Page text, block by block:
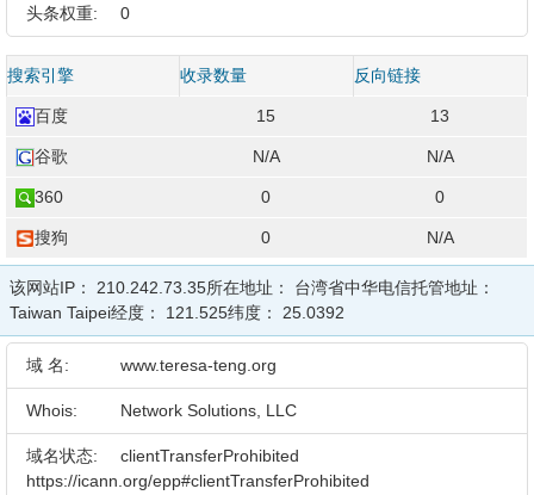
头条权重: 0
搜索引擎 收录数量 反向链接
百度 15 13
谷歌 N/A N/A
360 0 0
搜狗 0 N/A
该网站IP： 210.242.73.35所在地址： 台湾省中华电信托管地址：
Taiwan Taipei经度： 121.525纬度： 25.0392
域 名: www.teresa-teng.org
Whois: Network Solutions, LLC
域名状态:
clientTransferProhibited
https://icann.org/epp#clientTransferProhibited